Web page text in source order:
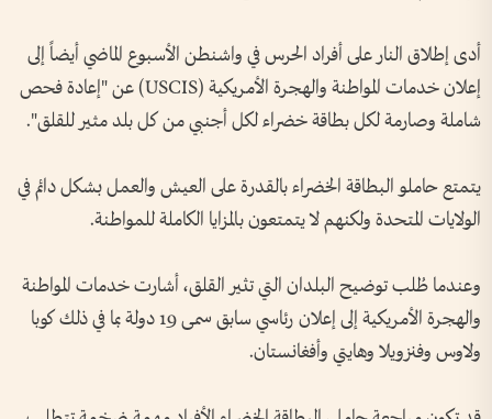
أدى إطلاق النار على أفراد الحرس في واشنطن الأسبوع الماضي أيضاً إلى
إعلان خدمات المواطنة والهجرة الأمريكية (USCIS) عن "إعادة فحص
شاملة وصارمة لكل بطاقة خضراء لكل أجنبي من كل بلد مثير للقلق".
يتمتع حاملو البطاقة الخضراء بالقدرة على العيش والعمل بشكل دائم في
الولايات المتحدة ولكنهم لا يتمتعون بالمزايا الكاملة للمواطنة.
وعندما طُلب توضيح البلدان التي تثير القلق، أشارت خدمات المواطنة
والهجرة الأمريكية إلى إعلان رئاسي سابق سمى 19 دولة بما في ذلك كوبا
ولاوس وفنزويلا وهايتي وأفغانستان.